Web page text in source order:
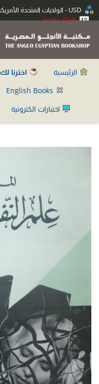
Anglo Club
الرئيسية اخترنا لك
اختبارات الكترونية